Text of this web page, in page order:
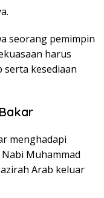
seorang pemimpin
harus
kesediaan
menghadapi
Muhammad
Arab keluar